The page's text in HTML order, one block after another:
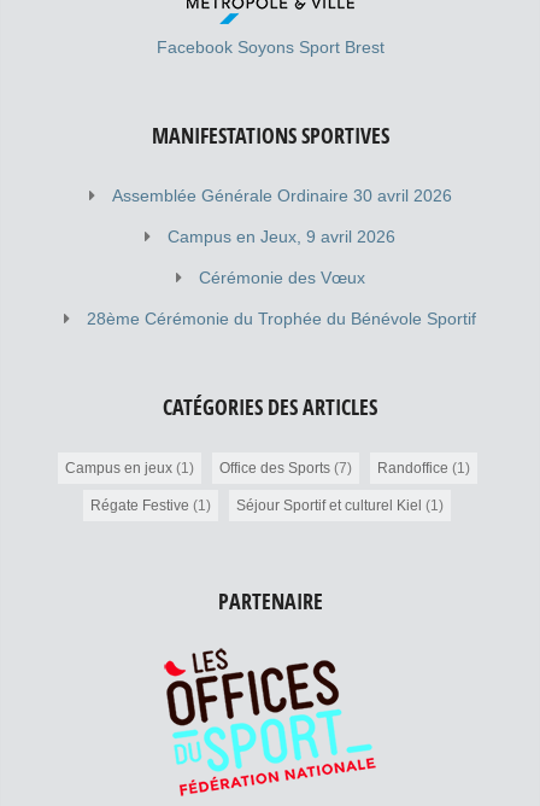
Facebook Soyons Sport Brest
MANIFESTATIONS SPORTIVES
Assemblée Générale Ordinaire 30 avril 2026
Campus en Jeux, 9 avril 2026
Cérémonie des Vœux
28ème Cérémonie du Trophée du Bénévole Sportif
CATÉGORIES DES ARTICLES
Campus en jeux(1) Office des Sports(7) Randoffice (1)
Régate Festive (1) Séjour Sportif et culturel Kiel (1)
PARTENAIRE